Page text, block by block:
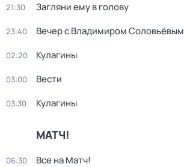
21:30 Загляни ему в голову
23:40 Вечер с Владимиром Соловьёвым
02:20 Кулагины
03:00 Вести
03:30 Кулагины
МАТЧ!
06:30 Все на Матч!